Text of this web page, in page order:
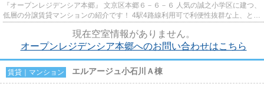
『オープンレジデンシア本郷』 文京区本郷６－６－６ 人気の誠之小学区に建つ、
低層の分譲賃貸マンションの紹介です！ 4駅4路線利用可で利便性抜群な上、とっ
現在空室情報がありません。
オープンレジデンシア本郷へのお問い合わせはこちら
賃貸｜マンション エルアージュ小石川Ａ棟